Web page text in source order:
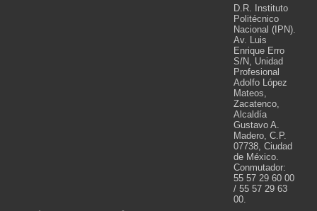
D.R. Instituto
Politécnico
Nacional (IPN).
Av. Luis
Enrique Erro
S/N, Unidad
Profesional
Adolfo López
Mateos,
Zacatenco,
Alcaldía
Gustavo A.
Madero, C.P.
07738, Ciudad
de México.
Conmutador:
55 57 29 60 00
/ 55 57 29 63
00.